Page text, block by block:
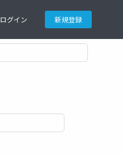
ログイン 新規登録